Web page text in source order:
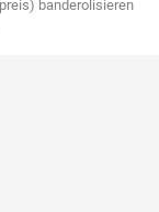
banderolisieren